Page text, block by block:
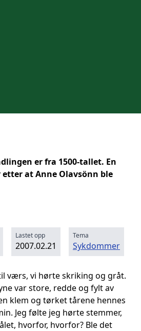
er fra 1500-tallet. En
at Anne Olavsönn ble
Lastet opp
2007.02.21
Tema
Sykdommer
værs, vi hørte skriking og gråt.
var store, redde og fylt av
klem og tørket tårene hennes
Jeg følte jeg hørte stemmer,
hvorfor, hvorfor? Ble det